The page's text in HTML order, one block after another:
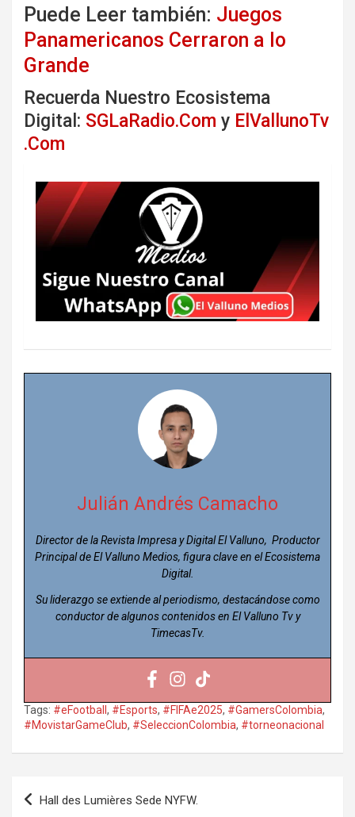
Puede Leer también: Juegos
Panamericanos Cerraron a lo
Grande
Recuerda Nuestro Ecosistema
Digital: SGLaRadio.Com y ElVallunoTv
.Com
Julián Andrés Camacho
Director de la Revista Impresa y Digital El Valluno, Productor
Principal de El Valluno Medios, figura clave en el Ecosistema
Digital.
Su liderazgo se extiende al periodismo, destacándose como
conductor de algunos contenidos en El Valluno Tv y
TimecasTv.
Tags: #eFootball , #Esports, #FIFAe2025, #GamersColombia,
#MovistarGameClub, #SeleccionColombia, #torneonacional
Navegación
Hall des Lumières Sede NYFW.